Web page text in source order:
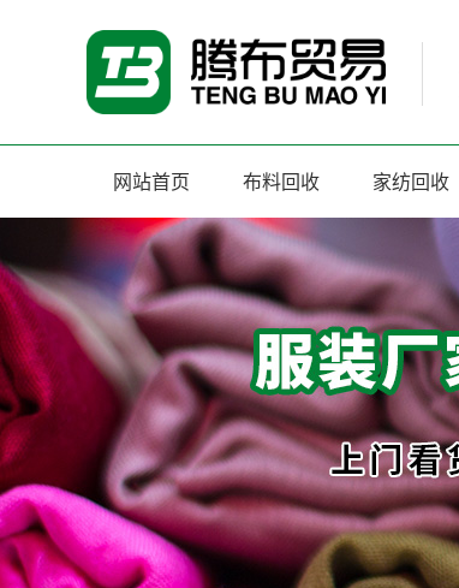
网站首页 布料回收 家纺回收